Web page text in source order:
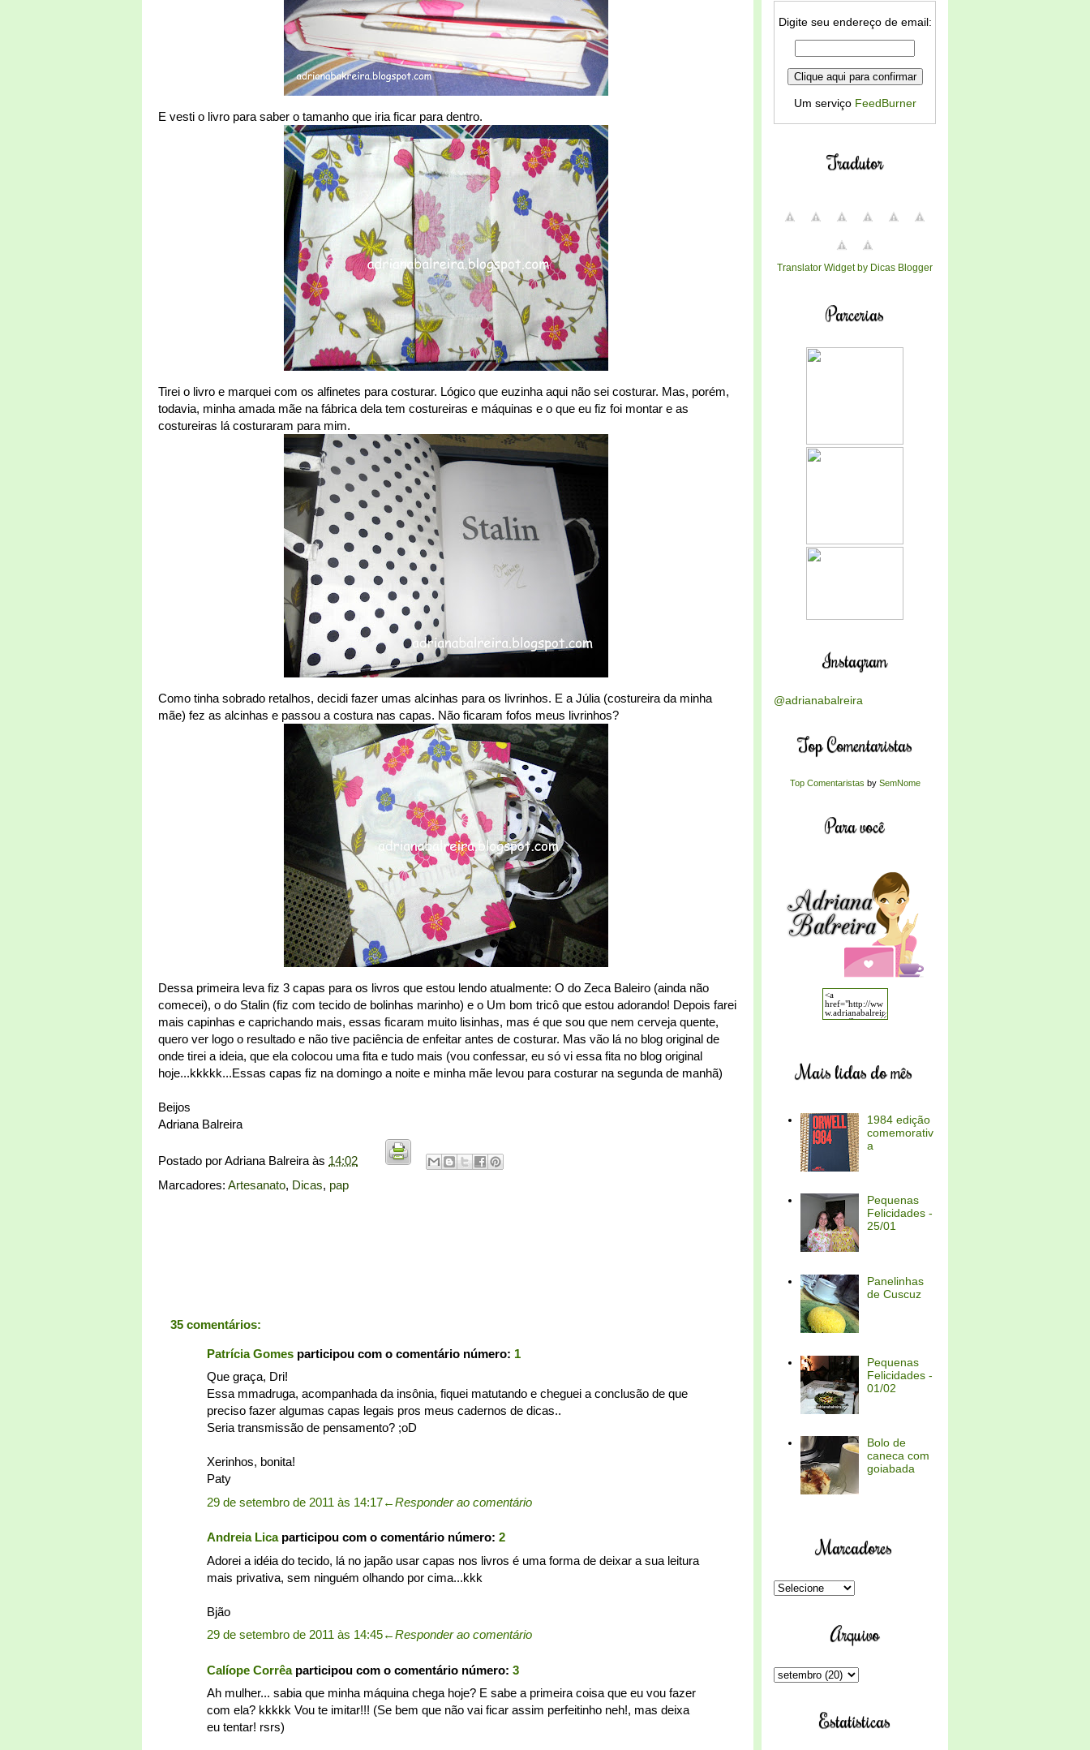
E vesti o livro para saber o tamanho que iria ficar para dentro.
Tirei o livro e marquei com os alfinetes para costurar. Lógico que euzinha aqui não sei costurar. Mas, porém,
todavia, minha amada mãe na fábrica dela tem costureiras e máquinas e o que eu fiz foi montar e as
costureiras lá costuraram para mim.
Como tinha sobrado retalhos, decidi fazer umas alcinhas para os livrinhos. E a Júlia (costureira da minha
mãe) fez as alcinhas e passou a costura nas capas. Não ficaram fofos meus livrinhos?
Dessa primeira leva fiz 3 capas para os livros que estou lendo atualmente: O do Zeca Baleiro (ainda não
comecei), o do Stalin (fiz com tecido de bolinhas marinho) e o Um bom tricô que estou adorando! Depois farei
mais capinhas e caprichando mais, essas ficaram muito lisinhas, mas é que sou que nem cerveja quente,
quero ver logo o resultado e não tive paciência de enfeitar antes de costurar. Mas vão lá no blog original de
onde tirei a ideia, que ela colocou uma fita e tudo mais (vou confessar, eu só vi essa fita no blog original
hoje...kkkkk...Essas capas fiz na domingo a noite e minha mãe levou para costurar na segunda de manhã)
Beijos
Adriana Balreira
Postado porAdriana Balreira às 14:02
Marcadores: Artesanato, Dicas, pap
35 comentários:
Patrícia Gomes participou com o comentário número: 1
Que graça, Dri!
Essa mmadruga, acompanhada da insônia, fiquei matutando e cheguei a conclusão de que
preciso fazer algumas capas legais pros meus cadernos de dicas..
Seria transmissão de pensamento? ;oD
Xerinhos, bonita!
Paty
29 de setembro de 2011 às 14:17←Responder ao comentário
Andreia Licaparticipou com o comentário número: 2
Adorei a idéia do tecido, lá no japão usar capas nos livros é uma forma de deixar a sua leitura
mais privativa, sem ninguém olhando por cima...kkk
Bjão
29 de setembro de 2011 às 14:45←Responder ao comentário
Calíope Corrêaparticipou com o comentário número: 3
Ah mulher... sabia que minha máquina chega hoje? E sabe a primeira coisa que eu vou fazer
com ela? kkkkk Vou te imitar!!! (Se bem que não vai ficar assim perfeitinho neh!, mas deixa
eu tentar! rsrs)
Digite seu endereço de email:
Um serviço FeedBurner
Tradutor
Translator Widget by Dicas Blogger
Parcerias
Instagram
@adrianabalreira
Top Comentaristas
Top Comentaristas by SemNome
Para você
Mais lidas do mês
1984 edição
comemorativ
a
Pequenas
Felicidades -
25/01
Panelinhas
de Cuscuz
Pequenas
Felicidades -
01/02
Bolo de
caneca com
goiabada
Marcadores
Arquivo
Estatísticas